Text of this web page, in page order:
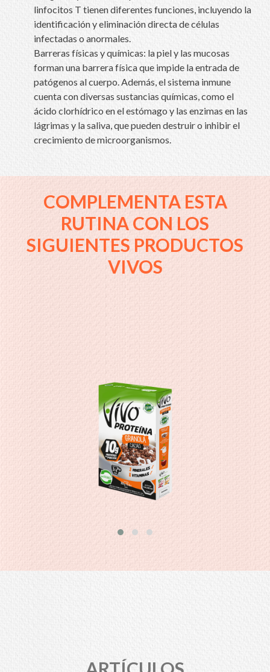
linfocitos T tienen diferentes funciones, incluyendo la
identificación y eliminación directa de células
infectadas o anormales.
Barreras físicas y químicas: la piel y las mucosas
forman una barrera física que impide la entrada de
patógenos al cuerpo. Además, el sistema inmune
cuenta con diversas sustancias químicas, como el
ácido clorhídrico en el estómago y las enzimas en las
lágrimas y la saliva, que pueden destruir o inhibir el
crecimiento de microorganismos.
COMPLEMENTA ESTA
RUTINA CON LOS
SIGUIENTES PRODUCTOS
VIVOS